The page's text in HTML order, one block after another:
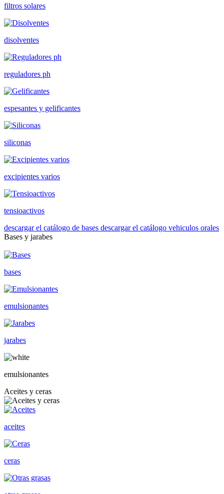
filtros solares
disolventes
reguladores ph
espesantes y gelificantes
siliconas
excipientes varios
tensioactivos
descargar el catálogo de bases descargar el catálogo vehiculos orales
Bases y jarabes
bases
emulsionantes
jarabes
emulsionantes
Aceites y ceras
aceites
ceras